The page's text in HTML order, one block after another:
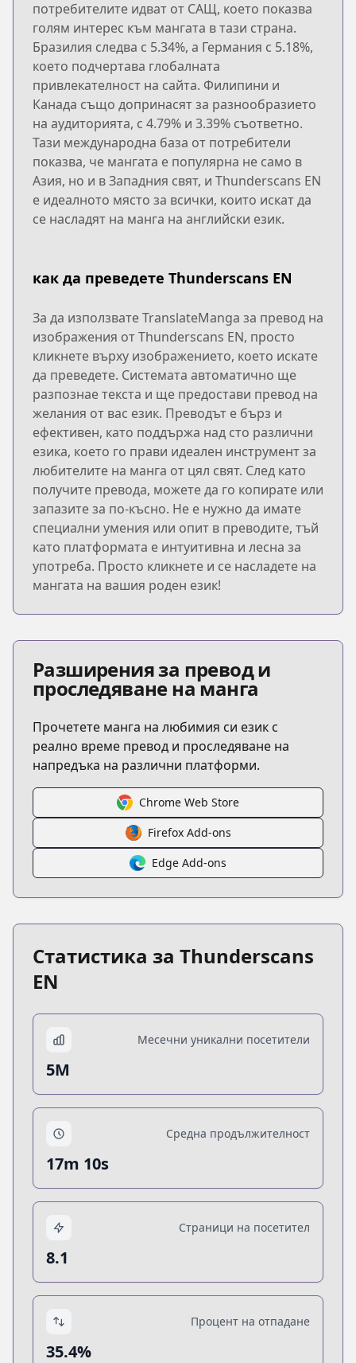
потребителите идват от САЩ, което показва
голям интерес към мангата в тази страна.
Бразилия следва с 5.34%, а Германия с 5.18%,
което подчертава глобалната
привлекателност на сайта. Филипини и
Канада също допринасят за разнообразието
на аудиторията, с 4.79% и 3.39% съответно.
Тази международна база от потребители
показва, че мангата е популярна не само в
Азия, но и в Западния свят, и Thunderscans EN
е идеалното място за всички, които искат да
се насладят на манга на английски език.
как да преведете Thunderscans EN
За да използвате TranslateManga за превод на
изображения от Thunderscans EN, просто
кликнете върху изображението, което искате
да преведете. Системата автоматично ще
разпознае текста и ще предостави превод на
желания от вас език. Преводът е бърз и
ефективен, като поддържа над сто различни
езика, което го прави идеален инструмент за
любителите на манга от цял свят. След като
получите превода, можете да го копирате или
запазите за по-късно. Не е нужно да имате
специални умения или опит в преводите, тъй
като платформата е интуитивна и лесна за
употреба. Просто кликнете и се насладете на
мангата на вашия роден език!
Разширения за превод и
проследяване на манга
Прочетете манга на любимия си език с
реално време превод и проследяване на
напредъка на различни платформи.
Chrome Web Store
Firefox Add-ons
Edge Add-ons
Статистика за Thunderscans
EN
Месечни уникални посетители
5M
Средна продължителност
17m 10s
Страници на посетител
8.1
Процент на отпадане
35.4%